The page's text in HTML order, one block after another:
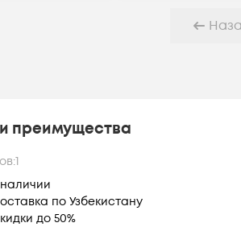
преимущества
1
по Узбекистану
до 50%